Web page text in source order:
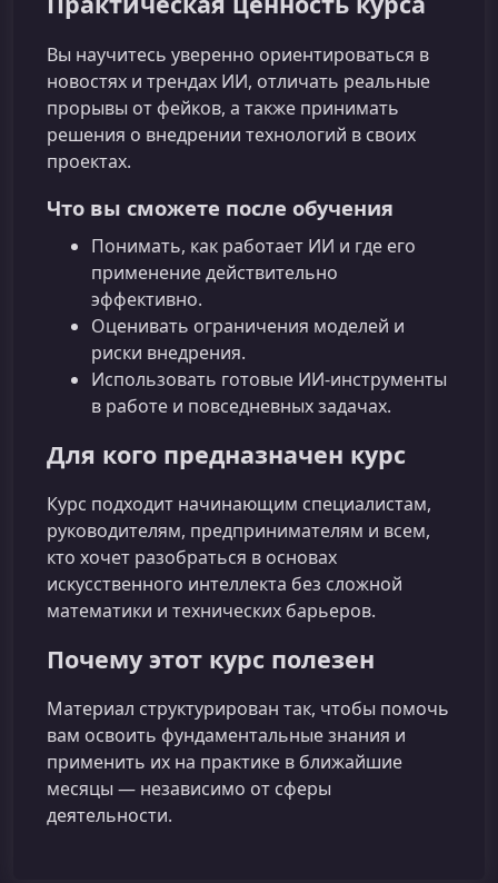
Вы научитесь уверенно ориентироваться в
новостях и трендах ИИ, отличать реальные
прорывы от фейков, а также принимать
решения о внедрении технологий в своих
проектах.
Что вы сможете после обучения
Понимать, как работает ИИ и где его
применение действительно
эффективно.
Оценивать ограничения моделей и
риски внедрения.
Использовать готовые ИИ-инструменты
в работе и повседневных задачах.
Для кого предназначен курс
Курс подходит начинающим специалистам,
руководителям, предпринимателям и всем,
кто хочет разобраться в основах
искусственного интеллекта без сложной
математики и технических барьеров.
Почему этот курс полезен
Материал структурирован так, чтобы помочь
вам освоить фундаментальные знания и
применить их на практике в ближайшие
месяцы — независимо от сферы
деятельности.